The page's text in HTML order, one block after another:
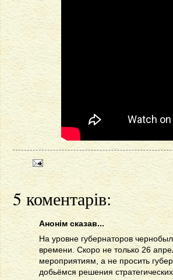
5 коментарів:
Анонім сказав...
На уровне губернаторов
времени. Скоро не только 26
мероприятиям, а не просить
добьёмся решения